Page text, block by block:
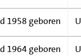
1958 geboren
1964 geboren